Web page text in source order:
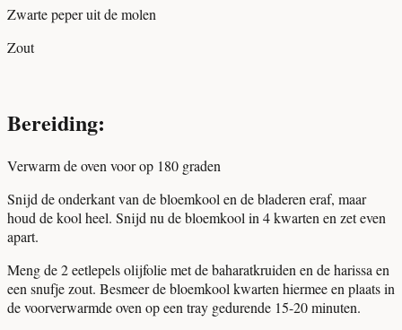
Zwarte peper uit de molen
Zout
Bereiding:
Verwarm de oven voor op 180 graden
Snijd de onderkant van de bloemkool en de bladeren eraf, maar
houd de kool heel. Snijd nu de bloemkool in 4 kwarten en zet even
apart.
Meng de 2 eetlepels olijfolie met de baharatkruiden en de harissa en
een snufje zout. Besmeer de bloemkool kwarten hiermee en plaats in
de voorverwarmde oven op een tray gedurende 15-20 minuten.